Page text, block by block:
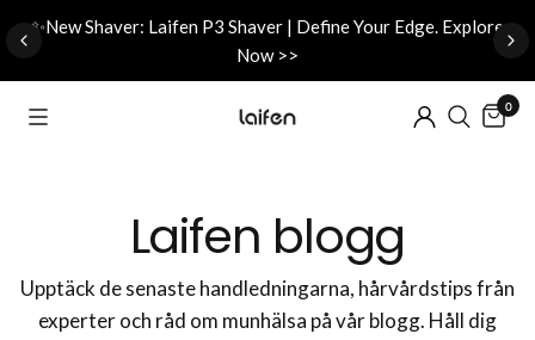
✨New Shaver: Laifen P3 Shaver | Define Your Edge. Explore
Now >>
0
Laifen blogg
Upptäck de senaste handledningarna, hårvårdstips från
experter och råd om munhälsa på vår blogg. Håll dig